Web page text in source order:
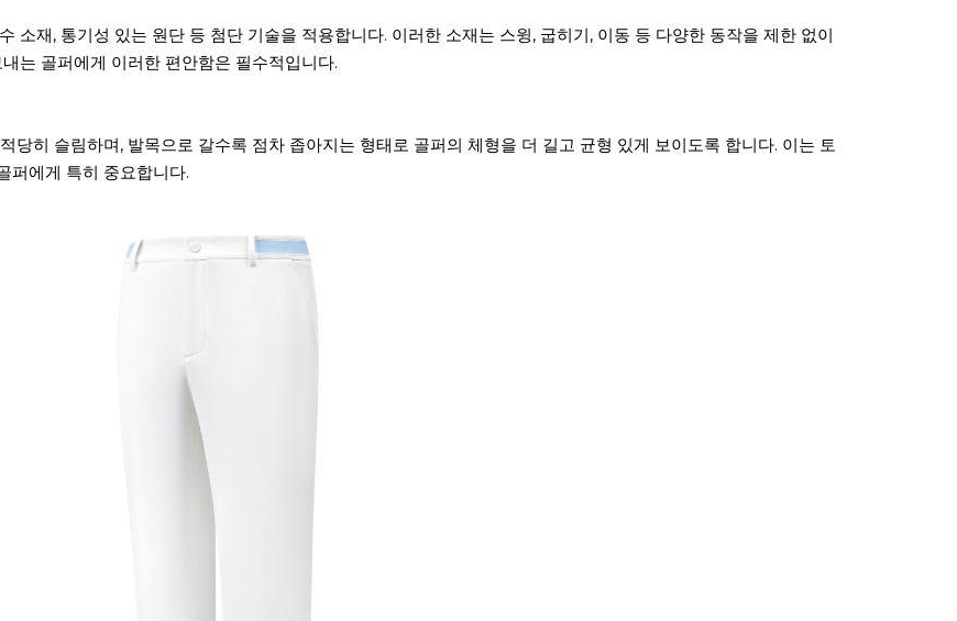
소재, 통기성 있는 원단 등 첨단 기술을 적용합니다. 이러한 소재는 스윙, 굽히기, 이동 등 다양한 동작을 제한 없이
는 골퍼에게 이러한 편안함은 필수적입니다.
당히 슬림하며, 발목으로 갈수록 점차 좁아지는 형태로 골퍼의 체형을 더 길고 균형 있게 보이도록 합니다. 이는 토
퍼에게 특히 중요합니다.